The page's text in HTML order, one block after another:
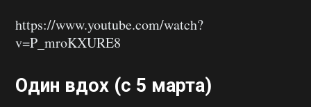
https://www.youtube.com/watch?
v=P_mroKXURE8
Один вдох (с 5 марта)